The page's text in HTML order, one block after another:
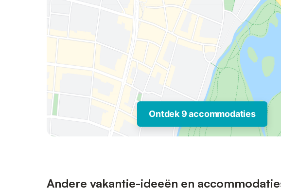
Ontdek 9 accommodaties
Andere vakantie-ideeën en